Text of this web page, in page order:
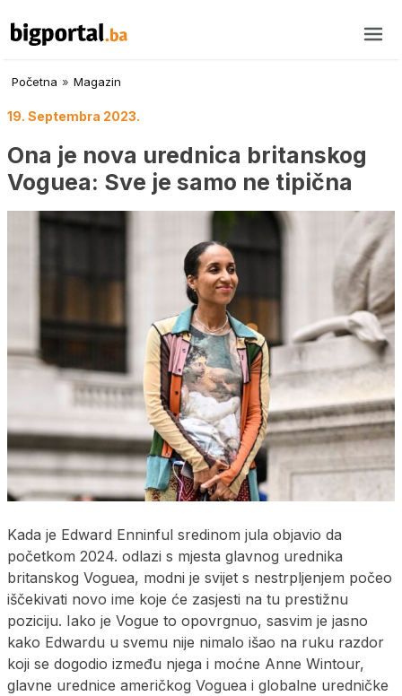
Početna » Magazin
19. Septembra 2023.
Ona je nova urednica britanskog
Voguea: Sve je samo ne tipična
Kada je Edward Enninful sredinom jula objavio da
početkom 2024. odlazi s mjesta glavnog urednika
britanskog Voguea, modni je svijet s nestrpljenjem počeo
iščekivati novo ime koje će zasjesti na tu prestižnu
poziciju. Iako je Vogue to opovrgnuo, sasvim je jasno
kako Edwardu u svemu nije nimalo išao na ruku razdor
koji se dogodio između njega i moćne Anne Wintour,
glavne urednice američkog Voguea i globalne uredničke